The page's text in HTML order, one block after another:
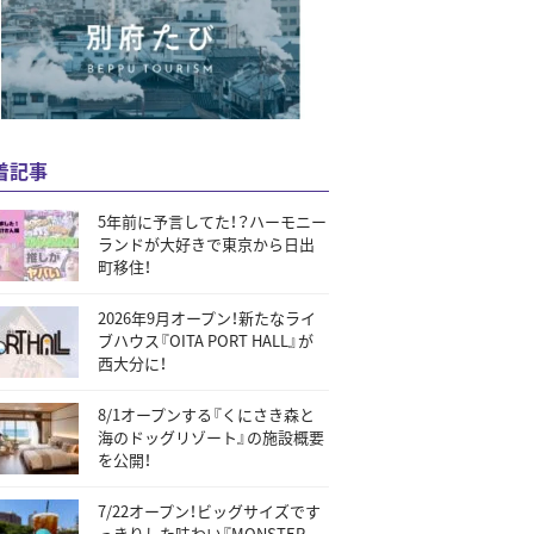
記事
5年前に予言してた！？ハーモニー
ランドが大好きで東京から日出
町移住！
2026年9月オープン！新たなライ
ブハウス『OITA PORT HALL』が
西大分に！
8/1オープンする『くにさき森と
海のドッグリゾート』の施設概要
を公開！
7/22オープン！ビッグサイズです